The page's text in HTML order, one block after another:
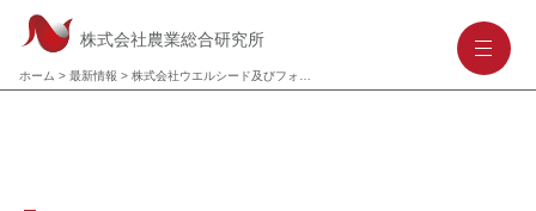
株式会社農業総合研究所
ホーム > 最新情報 >
--